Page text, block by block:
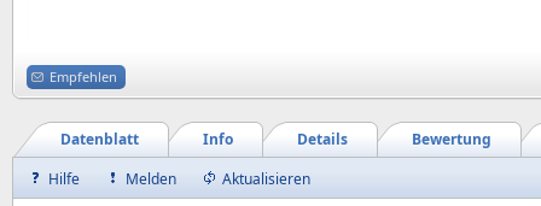
Empfehlen
Bewertung
Details
Info
Datenblatt
Hilfe
Melden Aktualisieren